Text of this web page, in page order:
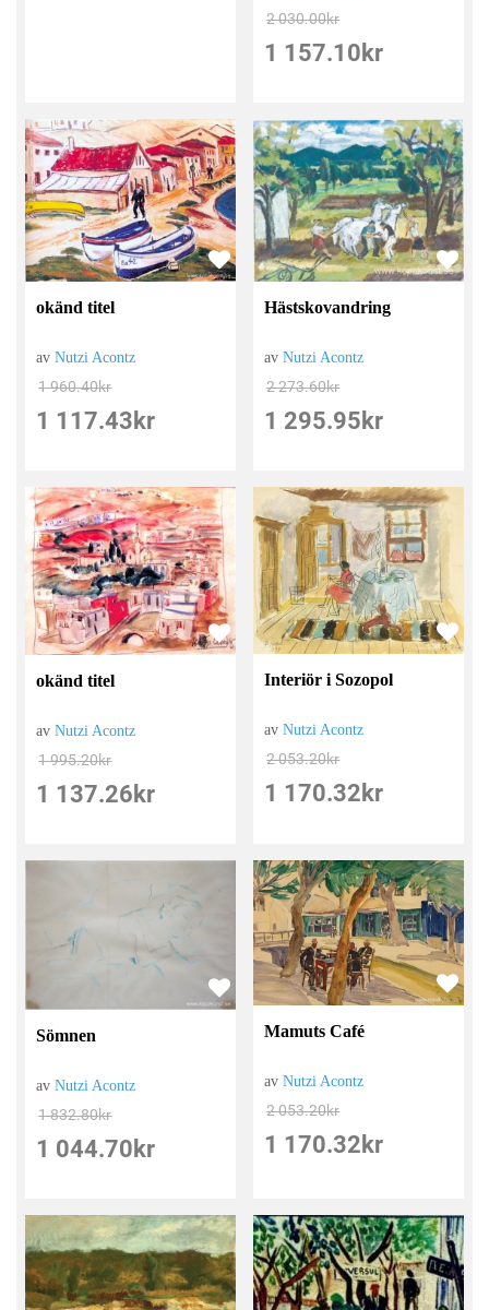
2 030.00kr
1 157.10 kr
okänd titel
avNutzi Acontz
1 960.40kr
1 117.43 kr
Hästskovandring
avNutzi Acontz
2 273.60kr
1 295.95 kr
okänd titel
avNutzi Acontz
1 995.20kr
1 137.26 kr
Interiör i Sozopol
avNutzi Acontz
2 053.20kr
1 170.32 kr
Sömnen
avNutzi Acontz
1 832.80kr
1 044.70 kr
Mamuts Café
avNutzi Acontz
2 053.20kr
1 170.32 kr